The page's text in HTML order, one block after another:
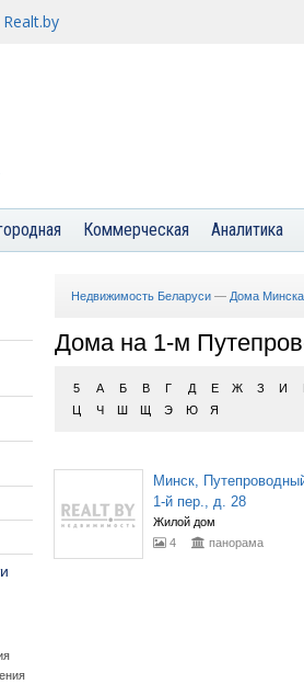
Коммерческая Аналитика
Недвижимость Беларуси — Дома Минска
Дома на 1-м
5 А Б В Г Д Е Ж З И
Ц
Ч Ш Щ Э Ю Я
Минск,
1-й пер., д. 28
Жилой дом
4
панорама